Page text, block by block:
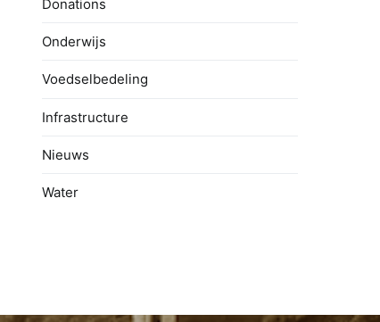
Donations
Onderwijs
Voedselbedeling
Infrastructure
Nieuws
Water